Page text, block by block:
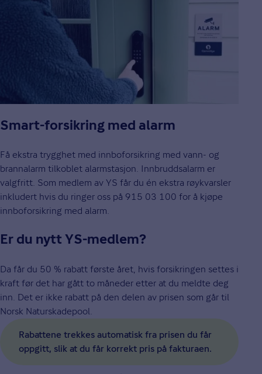
Smart-forsikring med alarm
Få ekstra trygghet med innboforsikring med vann- og
brannalarm tilkoblet alarmstasjon. Innbruddsalarm er
valgfritt. Som medlem av YS får du én ekstra røykvarsler
inkludert hvis du ringer oss på 915 03 100 for å kjøpe
innboforsikring med alarm.
Er du nytt YS-medlem?
Da får du 50 % rabatt første året, hvis forsikringen settes i
kraft før det har gått to måneder etter at du meldte deg
inn. Det er ikke rabatt på den delen av prisen som går til
Norsk Naturskadepool.
Rabattene trekkes automatisk fra prisen du får
oppgitt, slik at du får korrekt pris på fakturaen.